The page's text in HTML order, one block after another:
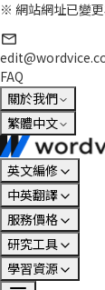
※ 網站網址已變
FAQ
關於我們
繁體中文
英文編修
中英翻譯
服務價格
研究工具
學習資源